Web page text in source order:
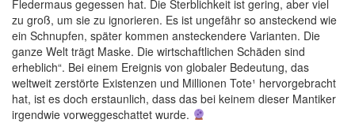
Fledermaus gegessen hat. Die Sterblichkeit ist gering, aber viel
zu groß, um sie zu ignorieren. Es ist ungefähr so ansteckend wie
ein Schnupfen, später kommen ansteckendere Varianten. Die
ganze Welt trägt Maske. Die wirtschaftlichen Schäden sind
erheblich“. Bei einem Ereignis von globaler Bedeutung, das
weltweit zerstörte Existenzen und Millionen Tote¹ hervorgebracht
hat, ist es doch erstaunlich, dass das bei keinem dieser Mantiker
irgendwie vorweggeschattet wurde.